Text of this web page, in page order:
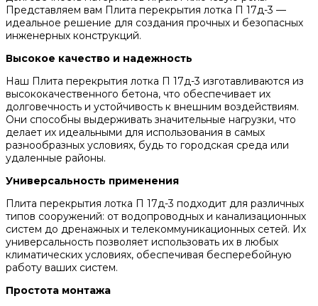
Представляем вам Плита перекрытия лотка П 17д-3 —
идеальное решение для создания прочных и безопасных
инженерных конструкций.
Высокое качество и надежность
Наш Плита перекрытия лотка П 17д-3 изготавливаются из
высококачественного бетона, что обеспечивает их
долговечность и устойчивость к внешним воздействиям.
Они способны выдерживать значительные нагрузки, что
делает их идеальными для использования в самых
разнообразных условиях, будь то городская среда или
удаленные районы.
Универсальность применения
Плита перекрытия лотка П 17д-3 подходит для различных
типов сооружений: от водопроводных и канализационных
систем до дренажных и телекоммуникационных сетей. Их
универсальность позволяет использовать их в любых
климатических условиях, обеспечивая бесперебойную
работу ваших систем.
Простота монтажа